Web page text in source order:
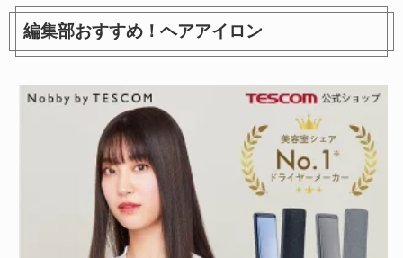
編集部おすすめ！ヘアアイロン